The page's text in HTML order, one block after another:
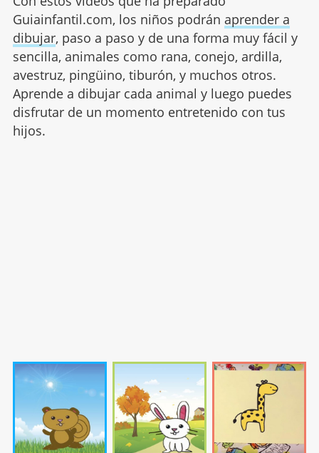
Guiainfantil.com, los niños podrán aprender a
dibujar, paso a paso y de una forma muy fácil y
sencilla, animales como rana, conejo, ardilla,
avestruz, pingüino, tiburón, y muchos otros.
Aprende a dibujar cada animal y luego puedes
disfrutar de un momento entretenido con tus
hijos.